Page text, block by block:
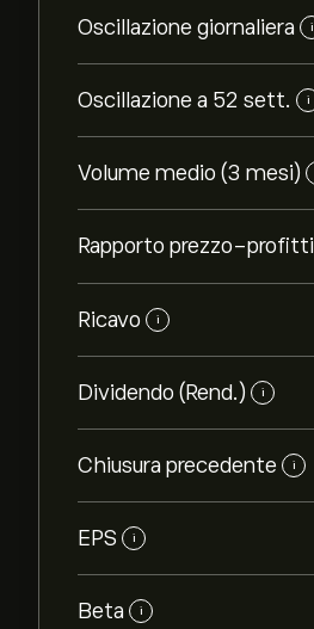
Oscillazione giornaliera i
Oscillazione a 52 sett. i
Volume medio (3 mesi)
Rapporto prezzo-profitti
Ricavo i
Dividendo (Rend.) i
Chiusura precedente i
EPS i
Beta i